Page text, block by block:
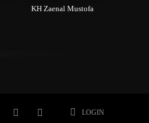
KH Zaenal Mustofa
LOGIN